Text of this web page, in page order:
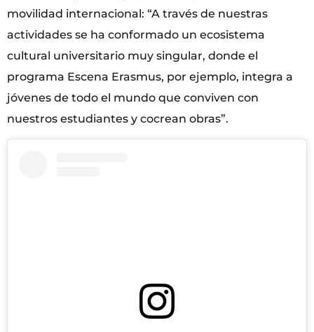
movilidad internacional: “A través de nuestras
actividades se ha conformado un ecosistema
cultural universitario muy singular, donde el
programa Escena Erasmus, por ejemplo, integra a
jóvenes de todo el mundo que conviven con
nuestros estudiantes y cocrean obras”.